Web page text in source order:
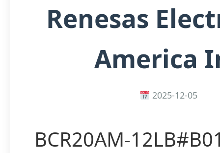
Renesas
America
2025-12-05
BCR20AM-